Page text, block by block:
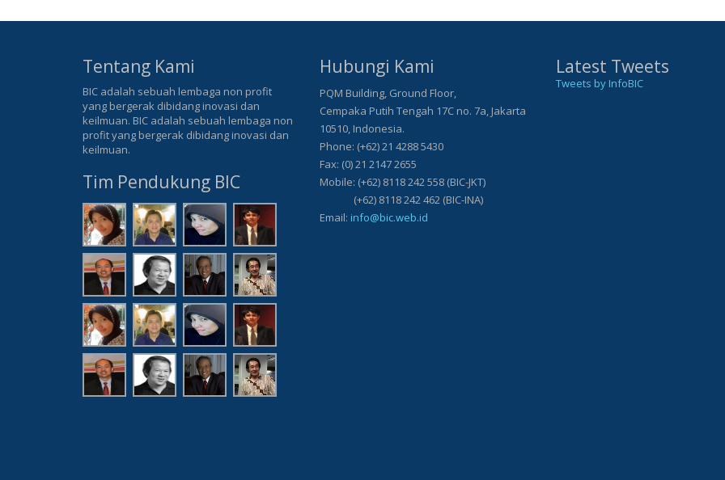
Tentang Kami
BIC adalah sebuah lembaga non profit
yang bergerak dibidang inovasi dan
keilmuan. BIC adalah sebuah lembaga non
profit yang bergerak dibidang inovasi dan
keilmuan.
Tim Pendukung BIC
Hubungi Kami
PQM Building, Ground Floor,
Cempaka Putih Tengah 17C no. 7a, Jakarta
10510, Indonesia.
Phone: (+62) 21 4288 5430
Fax: (0) 21 2147 2655
Mobile: (+62) 8118 242 558 (BIC-JKT)
(+62) 8118 242 462 (BIC-INA)
Email: info@bic.web.id
Latest Tweets
Tweets by InfoBIC